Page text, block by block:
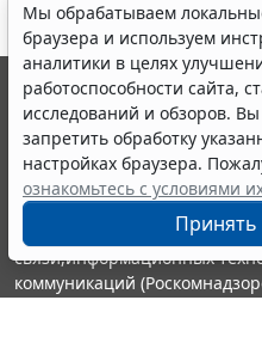
Мы обрабатываем
браузера и используем
аналитики в целях
работоспособности сайта,
исследований и обзоров.
запретить обработку
настройках браузера.
ознакомьтесь с условиями
Принять
© ООО "НПП "ГАРАНТ-
выпускается с 1990 года.
являются участниками
информации ГАРАНТ.
Портал ГАРАНТ.РУ
издания Федеральной
связи,информационных
коммуникаций